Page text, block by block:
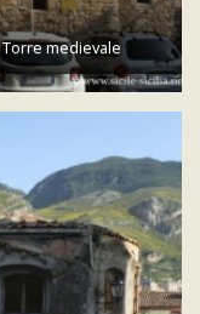
Torre medievale